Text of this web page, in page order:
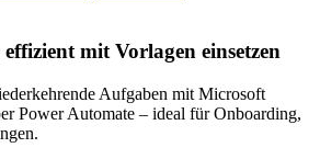
mit Vorlagen einsetzen
Aufgaben mit Microsoft
Power Automate – ideal für Onboarding,